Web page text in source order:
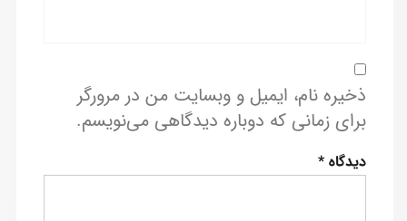
ذخیره نام، ایمیل و وبسایت من در مرورگر
برای زمانی که دوباره دیدگاهی می‌نویسم.
دیدگاه*